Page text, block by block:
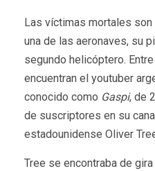
Las víctimas mortales
una de las aeronaves, su
segundo helicóptero.
encuentran el youtuber
conocido como Gaspi, de
de suscriptores en su
estadounidense Oliver
Tree se encontraba de